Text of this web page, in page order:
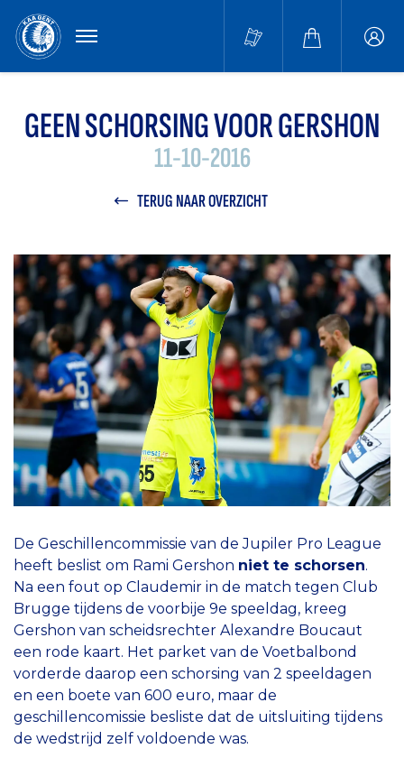
MENU
GEEN SCHORSING VOOR GERSHON
11-10-2016
TERUG NAAR OVERZICHT
De Geschillencommissie van de Jupiler Pro League
heeft beslist om Rami Gershon niet te schorsen.
Na een fout op Claudemir in de match tegen Club
Brugge tijdens de voorbije 9e speeldag, kreeg
Gershon van scheidsrechter Alexandre Boucaut
een rode kaart. Het parket van de Voetbalbond
vorderde daarop een schorsing van 2 speeldagen
en een boete van 600 euro, maar de
geschillencomissie besliste dat de uitsluiting tijdens
de wedstrijd zelf voldoende was.